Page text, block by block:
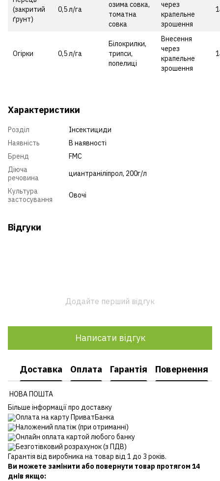
(закритий
ґрунт)
0,5 л/га
озима совка,
томатна
совка
через
крапельне
зрошення
Огірки 0,5 л/га
Білокрилки,
трипси,
попелиці
Внесення
через
крапельне
зрошення
Характеристики
Розділ
Інсектициди
Наявність
В наявності
Бренд
FMC
Діюча
речовина
циантраніліпрол, 200г/л
Культура
застосування
Овочі
Відгуки
Додайте перший відгук
Написати відгук
Доставка Оплата Гарантія Повернення
НОВА ПОШТА
Більше інформації про доставку
Оплата на карту ПриватБанка
Наложений платіж (при отриманні)
Онлайн оплата картой любого банку
Безготівковий розрахунок (з ПДВ)
Гарантія від виробника на товар від 1 до 3 років.
Ви можете замінити або повернути товар протягом 14
днів якщо: